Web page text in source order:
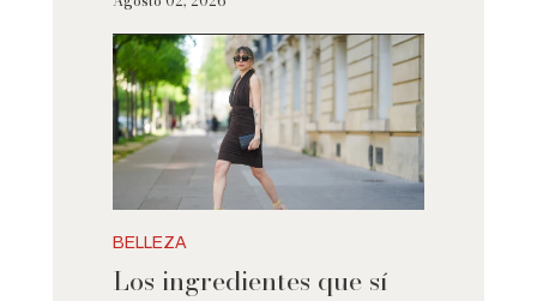
BELLEZA
Los ingredientes que sí